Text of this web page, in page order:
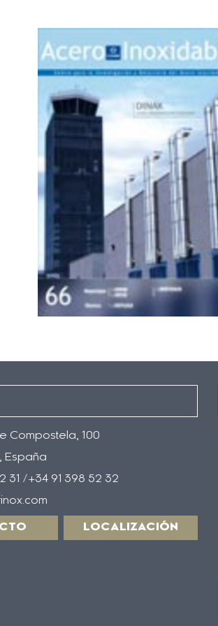
Compostela, 100
España
31 /+34 91 398 52 32
LOCALIZACIÓN